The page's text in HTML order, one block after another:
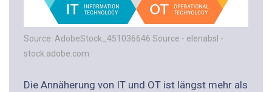
Source: AdobeStock_451036646 Source - elenabsl -
stock.adobe.com
Die Annäherung von IT und OT ist längst mehr als